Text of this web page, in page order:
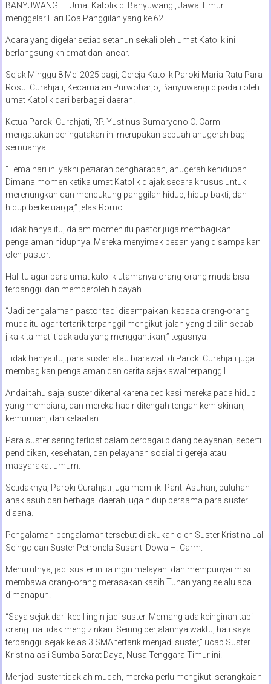
BANYUWANGI – Umat Katolik di Banyuwangi, Jawa Timur
menggelar Hari Doa Panggilan yang ke 62.
Acara yang digelar setiap setahun sekali oleh umat Katolik ini
berlangsung khidmat dan lancar.
Sejak Minggu 8 Mei 2025 pagi, Gereja Katolik Paroki Maria Ratu Para
Rosul Curahjati, Kecamatan Purwoharjo, Banyuwangi dipadati oleh
umat Katolik dari berbagai daerah.
Ketua Paroki Curahjati, RP. Yustinus Sumaryono O. Carm
mengatakan peringatakan ini merupakan sebuah anugerah bagi
semuanya.
“Tema hari ini yakni peziarah pengharapan, anugerah kehidupan.
Dimana momen ketika umat Katolik diajak secara khusus untuk
merenungkan dan mendukung panggilan hidup, hidup bakti, dan
hidup berkeluarga,” jelas Romo.
Tidak hanya itu, dalam momen itu pastor juga membagikan
pengalaman hidupnya. Mereka menyimak pesan yang disampaikan
oleh pastor.
Hal itu agar para umat katolik utamanya orang-orang muda bisa
terpanggil dan memperoleh hidayah.
“Jadi pengalaman pastor tadi disampaikan. kepada orang-orang
muda itu agar tertarik terpanggil mengikuti jalan yang dipilih sebab
jika kita mati tidak ada yang menggantikan,” tegasnya.
Tidak hanya itu, para suster atau biarawati di Paroki Curahjati juga
membagikan pengalaman dan cerita sejak awal terpanggil.
Andai tahu saja, suster dikenal karena dedikasi mereka pada hidup
yang membiara, dan mereka hadir ditengah-tengah kemiskinan,
kemurnian, dan ketaatan.
Para suster sering terlibat dalam berbagai bidang pelayanan, seperti
pendidikan, kesehatan, dan pelayanan sosial di gereja atau
masyarakat umum.
Setidaknya, Paroki Curahjati juga memiliki Panti Asuhan, puluhan
anak asuh dari berbagai daerah juga hidup bersama para suster
disana.
Pengalaman-pengalaman tersebut dilakukan oleh Suster Kristina Lali
Seingo dan Suster Petronela Susanti Dowa H. Carm.
Menurutnya, jadi suster ini ia ingin melayani dan mempunyai misi
membawa orang-orang merasakan kasih Tuhan yang selalu ada
dimanapun.
“Saya sejak dari kecil ingin jadi suster. Memang ada keinginan tapi
orang tua tidak mengizinkan. Seiring berjalannya waktu, hati saya
terpanggil sejak kelas 3 SMA tertarik menjadi suster,” ucap Suster
Kristina asli Sumba Barat Daya, Nusa Tenggara Timur ini.
Menjadi suster tidaklah mudah, mereka perlu mengikuti serangkaian